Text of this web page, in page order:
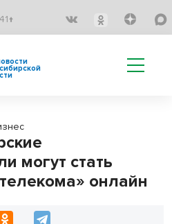
могут стать
онлайн